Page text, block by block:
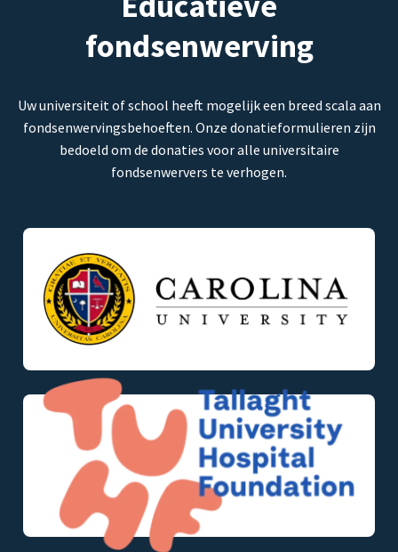
fondsenwerving
Uw universiteit of school heeft mogelijk een breed scala aan
fondsenwervingsbehoeften. Onze donatieformulieren zijn
bedoeld om de donaties voor alle universitaire
fondsenwervers te verhogen.